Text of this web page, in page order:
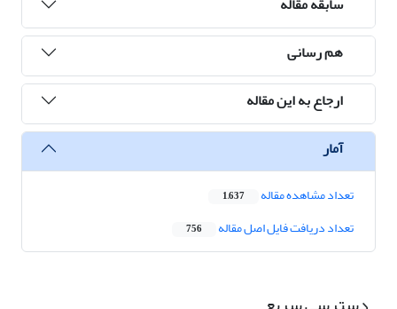
هم رسانی
ارجاع به این مقاله
آمار
تعداد مشاهده مقاله 1,637
تعداد دریافت فایل اصل مقاله 756